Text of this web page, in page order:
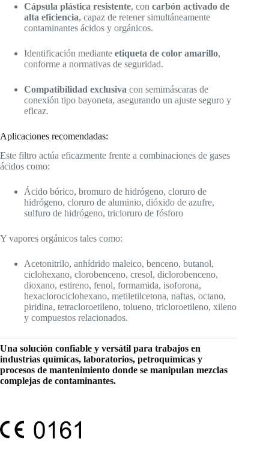
Cápsula plástica resistente, con carbón activado de
alta eficiencia, capaz de retener simultáneamente
contaminantes ácidos y orgánicos.
Identificación mediante etiqueta de color amarillo,
conforme a normativas de seguridad.
Compatibilidad exclusiva con semimáscaras de
conexión tipo bayoneta, asegurando un ajuste seguro y
eficaz.
Aplicaciones recomendadas:
Este filtro actúa eficazmente frente a combinaciones de gases
ácidos como:
Ácido bórico, bromuro de hidrógeno, cloruro de
hidrógeno, cloruro de aluminio, dióxido de azufre,
sulfuro de hidrógeno, tricloruro de fósforo
Y vapores orgánicos tales como:
Acetonitrilo, anhídrido maleico, benceno, butanol,
ciclohexano, clorobenceno, cresol, diclorobenceno,
dioxano, estireno, fenol, formamida, isoforona,
hexaclorociclohexano, metiletilcetona, naftas, octano,
piridina, tetracloroetileno, tolueno, tricloroetileno, xileno
y compuestos relacionados.
Una solución confiable y versátil para trabajos en
industrias químicas, laboratorios, petroquímicas y
procesos de mantenimiento donde se manipulan mezclas
complejas de contaminantes.